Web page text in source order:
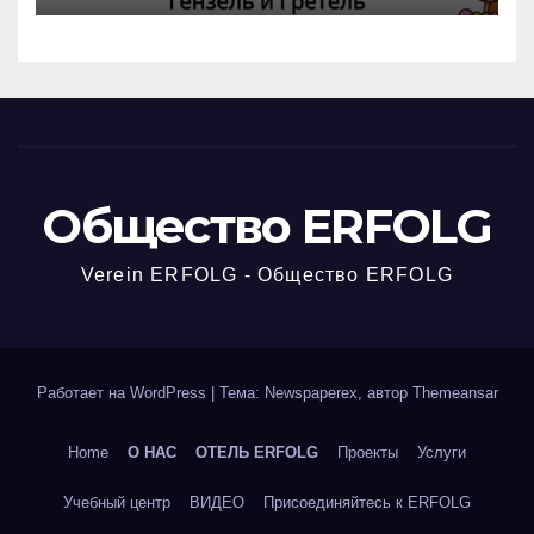
Общество ERFOLG
Verein ERFOLG - Общество ERFOLG
Работает на WordPress Тема: Newspaperex, автор Themeansar
Home О НАС ОТЕЛЬ ERFOLG Проекты Услуги
Учебный центр ВИДЕО Присоединяйтесь к ERFOLG